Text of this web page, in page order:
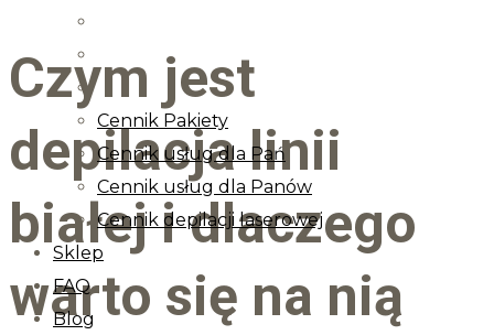
Cennik Pakiety
Cennik usług dla Pań
Cennik usług dla Panów
Cennik depilacji laserowej
Sklep
FAQ
Blog
Czym jest
depilacja linii
białej i dlaczego
warto się na nią